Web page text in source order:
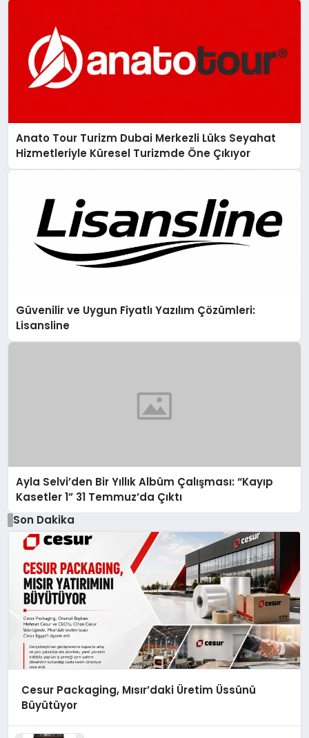
Anato Tour Turizm Dubai Merkezli Lüks Seyahat
Hizmetleriyle Küresel Turizmde Öne Çıkıyor
Güvenilir ve Uygun Fiyatlı Yazılım Çözümleri:
Lisansline
Ayla Selvi’den Bir Yıllık Albüm Çalışması: “Kayıp
Kasetler 1” 31 Temmuz’da Çıktı
Son Dakika
Cesur Packaging, Mısır’daki Üretim Üssünü
Büyütüyor